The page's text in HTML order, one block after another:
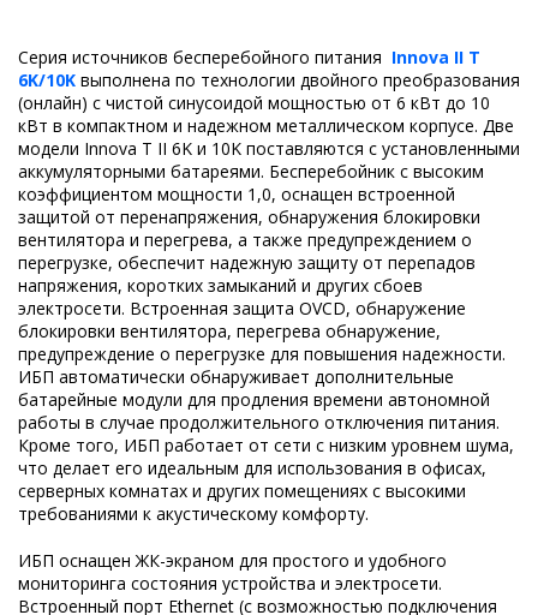
Серия источников бесперебойного питания Innova II T
6K/10K выполнена по технологии двойного преобразования
(онлайн) с чистой синусоидой мощностью от 6 кВт до 10
кВт в компактном и надежном металлическом корпусе. Две
модели Innova T II 6K и 10K поставляются с установленными
аккумуляторными батареями. Бесперебойник с высоким
коэффициентом мощности 1,0, оснащен встроенной
защитой от перенапряжения, обнаружения блокировки
вентилятора и перегрева, а также предупреждением о
перегрузке, обеспечит надежную защиту от перепадов
напряжения, коротких замыканий и других сбоев
электросети. Встроенная защита OVCD, обнаружение
блокировки вентилятора, перегрева обнаружение,
предупреждение о перегрузке для повышения надежности.
ИБП автоматически обнаруживает дополнительные
батарейные модули для продления времени автономной
работы в случае продолжительного отключения питания.
Кроме того, ИБП работает от сети с низким уровнем шума,
что делает его идеальным для использования в офисах,
серверных комнатах и других помещениях с высокими
требованиями к акустическому комфорту.
ИБП оснащен ЖК-экраном для простого и удобного
мониторинга состояния устройства и электросети.
Встроенный порт Ethernet (с возможностью подключения